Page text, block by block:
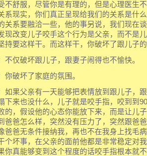
不舒服，尽管你是有理的，但是心理医生
系现实，你们真正呈现给我们的关系是什
关系要融洽一些，他的事另说，我们现在
现改变儿子咬手这个行为是父亲，而不是
持要这样干。而这样干，你破坏了跟儿子
仅破坏跟儿子，跟妻子闹得也不愉快。
破坏了家庭的氛围。
果父亲有一天能够把表情放到跟儿子，跟
下来也没什么，儿子就是咬手指，咬到到
的，假设他的心态你能放下来，而是让儿
爸爸怎么样，突然没有压力了，突然跟爸
爸爸无条件接纳我，再也不在我身上找毛
个坏事，在父亲的面前他都是非常稳定对
你真能够变到这个程度的话咬手指根本就